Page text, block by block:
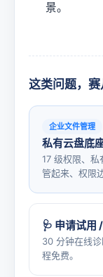
景。
这类问题，
企业文件管理
私有云盘底
17 级权限、
管起来、权限
🩺 申请试用
30 分钟在线
程免费。